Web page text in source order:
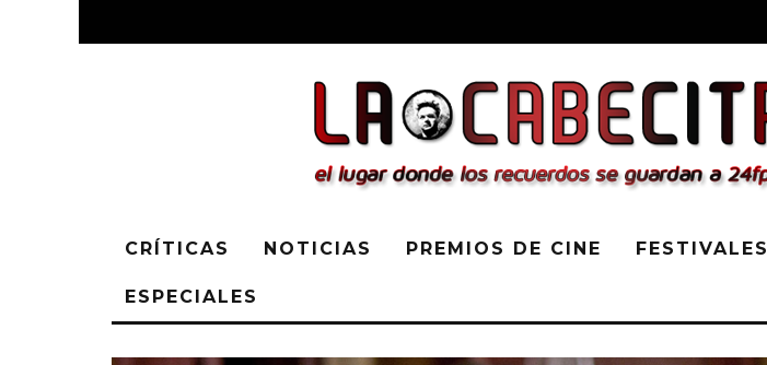
CRÍTICAS NOTICIAS PREMIOS DE CINE FESTIVALES
ESPECIALES